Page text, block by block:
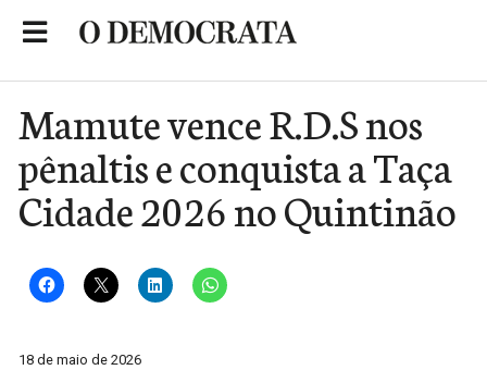
Mamute vence R.D.S nos
pênaltis e conquista a Taça
Cidade 2026 no Quintinão
18 de maio de 2026